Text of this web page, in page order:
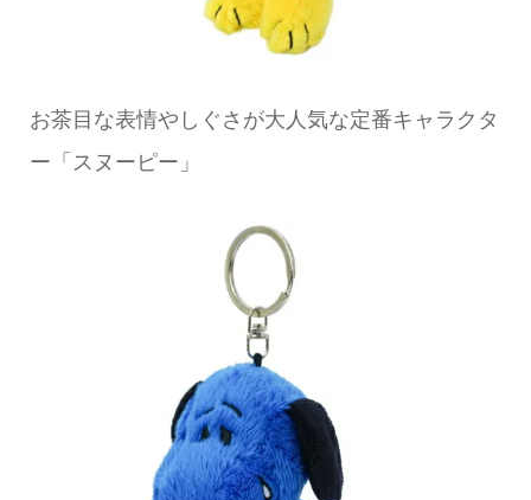
お茶目な表情やしぐさが大人気な定番キャラクタ
ー「スヌーピー」